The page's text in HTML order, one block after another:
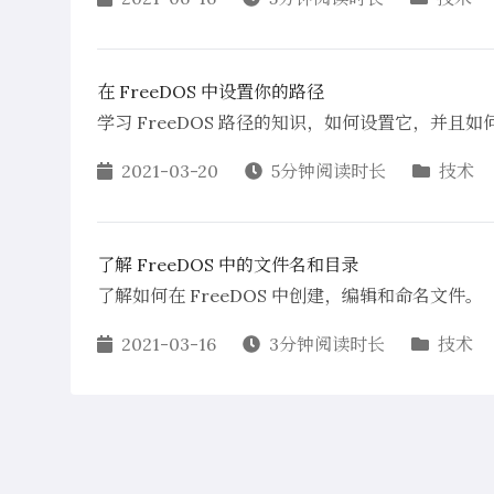
在 FreeDOS 中设置你的路径
学习 FreeDOS 路径的知识，如何设置它，并且如
2021-03-20 5分钟阅读时长 技术
了解 FreeDOS 中的文件名和目录
了解如何在 FreeDOS 中创建，编辑和命名文件。
2021-03-16 3分钟阅读时长 技术